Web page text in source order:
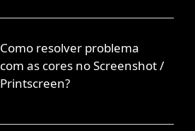
Como resolver problema
com as cores no Screenshot /
Printscreen?